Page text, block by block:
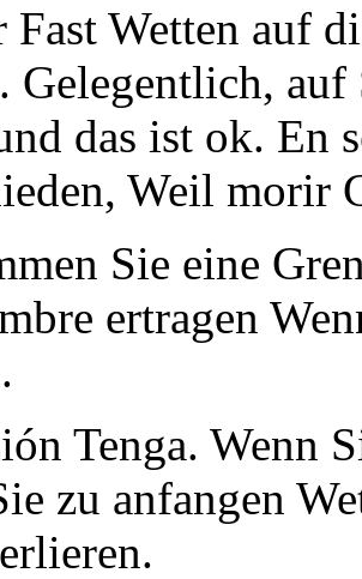
Fast Wetten auf
Gelegentlich,
das ist ok. En
Weil morir
Sie eine
ertragen
Tenga. Wenn
zu anfangen